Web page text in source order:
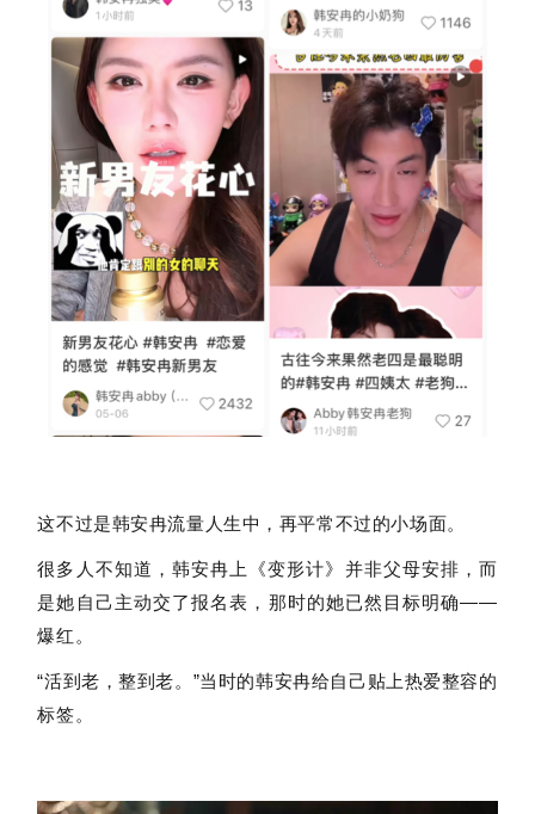
这不过是韩安冉流量人生中，再平常不过的小场面。
很多人不知道，韩安冉上《变形计》并非父母安排，而
是她自己主动交了报名表，那时的她已然目标明确——
爆红。
“活到老，整到老。”当时的韩安冉给自己贴上热爱整容的
标签。